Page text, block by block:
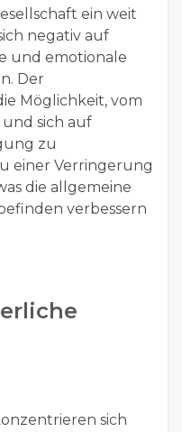
ein weit
negativ auf
und emotionale
Der
Möglichkeit, vom
sich auf
zu
einer Verringerung
die allgemeine
verbessern
sich